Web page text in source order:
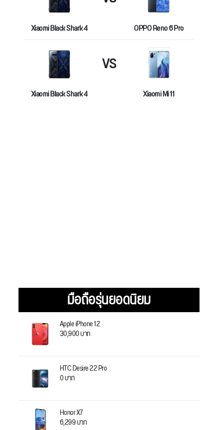
Xiaomi Black Shark 4 OPPO Reno 6 Pro
Xiaomi Black Shark 4
VS
Xiaomi Mi 11
มือถือรุ่นยอดนิยม
Apple iPhone 12
30,900 บาท
HTC Desire 22 Pro
0 บาท
Honor X7
6,299 บาท